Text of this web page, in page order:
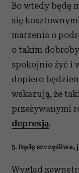
Bo wtedy będę
się
marzenia o
o takim
spokojnie żyć i
dopiero
wskazują, że
przeżywanymi
depresją.
5. Będę szczęśliwa,
Wygląd